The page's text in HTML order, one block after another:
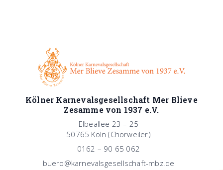
Kölner Karnevalsgesellschaft Mer Blieve
Zesamme von 1937 e.V.
Elbeallee 23 – 25
50765 Köln (Chorweiler)
0162 – 90 65 062
buero@karnevalsgesellschaft-mbz.de